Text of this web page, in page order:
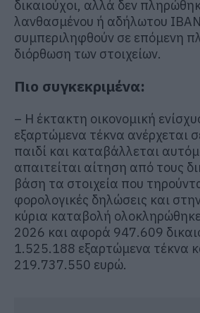
δικαιούχοι, αλλά δεν
λανθασμένου ή αδήλωτου
συμπεριληφθούν σε επόμενη
διόρθωση των στοιχείων.
Πιο συγκεκριμένα:
– Η έκτακτη οικονομική
εξαρτώμενα τέκνα ανέρχεται
παιδί και καταβάλλεται
απαιτείται αίτηση από τους
βάση τα στοιχεία που
φορολογικές δηλώσεις και
κύρια καταβολή ολοκληρώθηκε
2026 και αφορά 947.609
1.525.188 εξαρτώμενα τέκνα
219.737.550 ευρώ.